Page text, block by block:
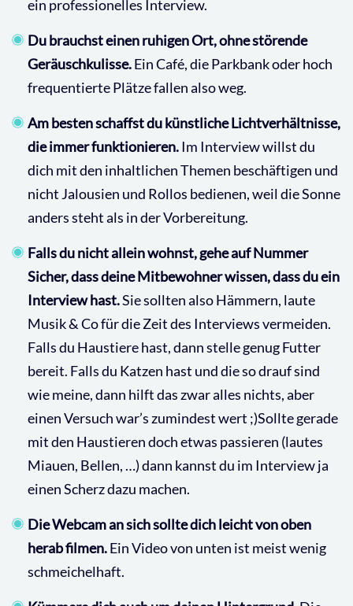
ein professionelles Interview.
Du brauchst einen ruhigen Ort, ohne störende
Geräuschkulisse.Ein Café, die Parkbank oder hoch
frequentierte Plätze fallen also weg.
Am besten schaffst du künstliche Lichtverhältnisse,
die immer funktionieren.Im Interview willst du
dich mit den inhaltlichen Themen beschäftigen und
nicht Jalousien und Rollos bedienen, weil die Sonne
anders steht als in der Vorbereitung.
Falls du nicht allein wohnst, gehe auf Nummer
Sicher, dass deine Mitbewohner wissen, dass du ein
Interview hast.Sie sollten also Hämmern, laute
Musik & Co für die Zeit des Interviews vermeiden.
Falls du Haustiere hast, dann stelle genug Futter
bereit. Falls du Katzen hast und die so drauf sind
wie meine, dann hilft das zwar alles nichts, aber
einen Versuch war’s zumindest wert ;)Sollte gerade
mit den Haustieren doch etwas passieren (lautes
Miauen, Bellen, …) dann kannst du im Interview ja
einen Scherz dazu machen.
Die Webcam an sich sollte dich leicht von oben
herab filmen.Ein Video von unten ist meist wenig
schmeichelhaft.